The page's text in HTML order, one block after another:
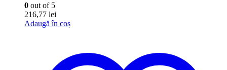
0 out of 5
216,77 lei
Adaugă în coș